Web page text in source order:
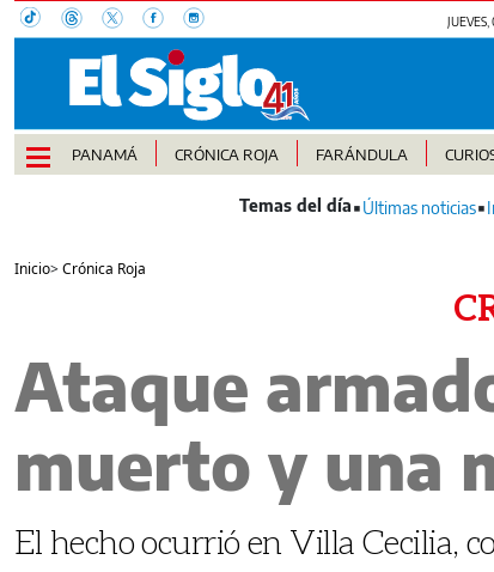
PANAMÁ CRÓNICA ROJA FARÁNDULA
Últimas noticias
Inicio>Crónica Roja
Ataque
muerto y una
El hecho ocurrió en Villa Cecilia,